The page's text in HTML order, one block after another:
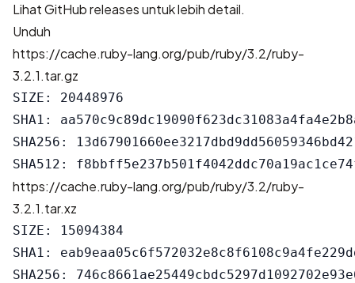
LihatGitHub releasesuntuk lebih detail.
Unduh
https://cache.ruby-lang.org/pub/ruby/3.2/ruby-
3.2.1.tar.gz
SIZE: 20448976
SHA1:
SHA256:
https://cache.ruby-lang.org/pub/ruby/3.2/ruby-
3.2.1.tar.xz
SIZE: 15094384
SHA1:
SHA256: